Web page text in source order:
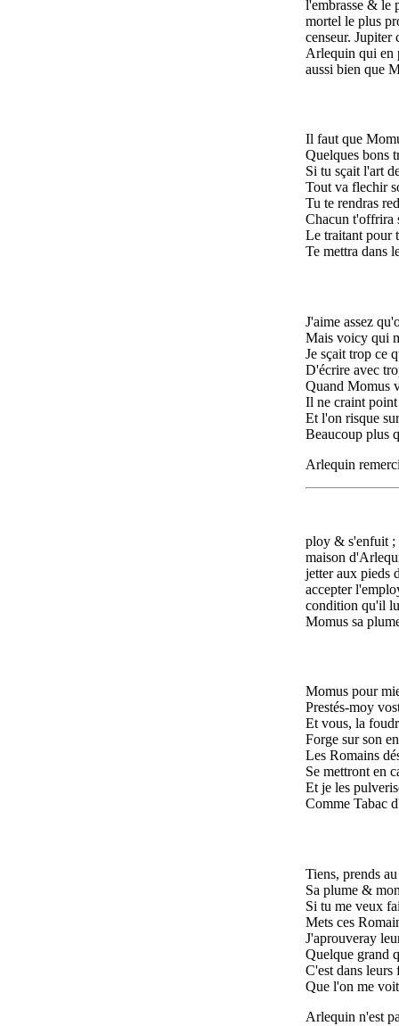
l'embrasse & le
mortel le plus
censeur. Jupiter
Arlequin qui en
aussi bien que
Il faut que
Quelques bons
Si tu sçait l'art
Tout va flechir
Tu te rendras
Chacun t'offrira
Le traitant pour
Te mettra dans
J'aime assez
Mais voicy qui
Je sçait trop ce
D'écrire avec
Quand Momus
Il ne craint
Et l'on risque
Beaucoup plus
Arlequin
ploy & s'enfuit ;
maison
jetter aux pieds
accepter
condition qu'il
Momus sa
Momus pour
Prestés-moy
Et vous, la
Forge sur son
Les Romains
Se mettront en
Et je les
Comme Tabac
Tiens, prends
Sa plume &
Si tu me veux
Mets ces
J'aprouveray
Quelque grand
C'est dans leurs
Que l'on me
Arlequin n'est